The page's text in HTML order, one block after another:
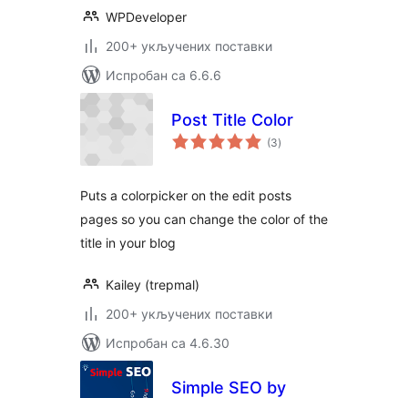
WPDeveloper
200+ укључених поставки
Испробан са 6.6.6
Post Title Color
(3укупних
оцена
)
Puts a colorpicker on the edit posts
pages so you can change the color of the
title in your blog
Kailey (trepmal)
200+ укључених поставки
Испробан са 4.6.30
Simple SEO by